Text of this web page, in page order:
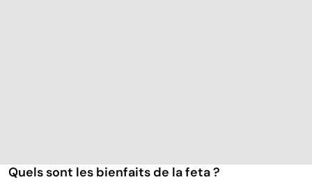
Quels sont les bienfaits de la feta ?